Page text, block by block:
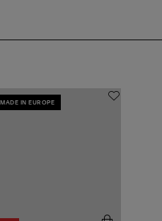
MADE IN EUROPE